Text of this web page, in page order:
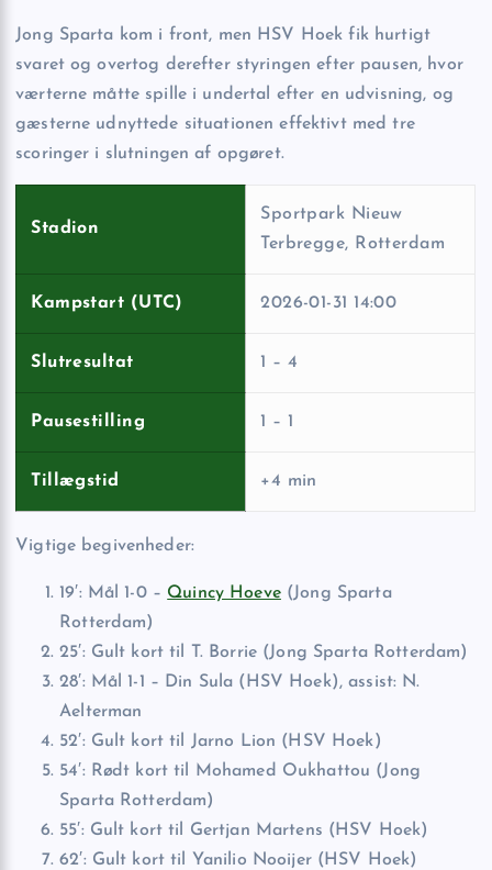
Jong Sparta kom i front, men HSV Hoek fik hurtigt
svaret og overtog derefter styringen efter pausen, hvor
værterne måtte spille i undertal efter en udvisning, og
gæsterne udnyttede situationen effektivt med tre
scoringer i slutningen af opgøret.
Stadion
Sportpark Nieuw
Terbregge, Rotterdam
Kampstart (UTC) 2026-01-31 14:00
Slutresultat 1 – 4
Pausestilling 1 – 1
Tillægstid +4 min
Vigtige begivenheder:
19′: Mål 1-0 – Quincy Hoeve(Jong Sparta
Rotterdam)
25′: Gult kort til T. Borrie (Jong Sparta Rotterdam)
28′: Mål 1-1 – Din Sula (HSV Hoek), assist: N.
Aelterman
52′: Gult kort til Jarno Lion (HSV Hoek)
54′: Rødt kort til Mohamed Oukhattou (Jong
Sparta Rotterdam)
55′: Gult kort til Gertjan Martens (HSV Hoek)
62′: Gult kort til Yanilio Nooijer (HSV Hoek)